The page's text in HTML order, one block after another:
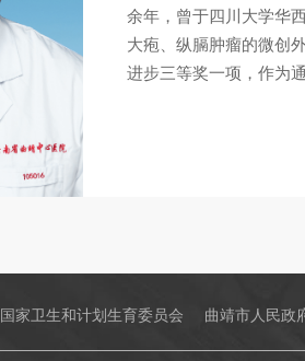
余年，曾于四川大学华
大疱、纵膈肿瘤的微创
进步三等奖一项，作为
家卫生和计划生育委员会 曲靖市人民政